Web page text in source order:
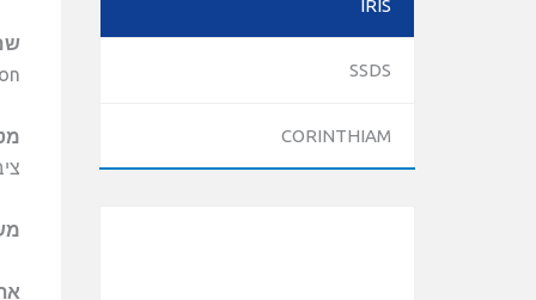
IRIS
SSDS
CORINTHIAM